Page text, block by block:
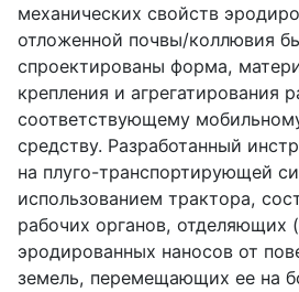
механических свойств
отложенной почвы/коллювия
спроектированы форма,
крепления и агрегатирования
соответствующему
средству. Разработанный
на плуго-транспортирующей
использованием трактора,
рабочих органов, отделяющих
эродированных наносов от
земель, перемещающих ее на